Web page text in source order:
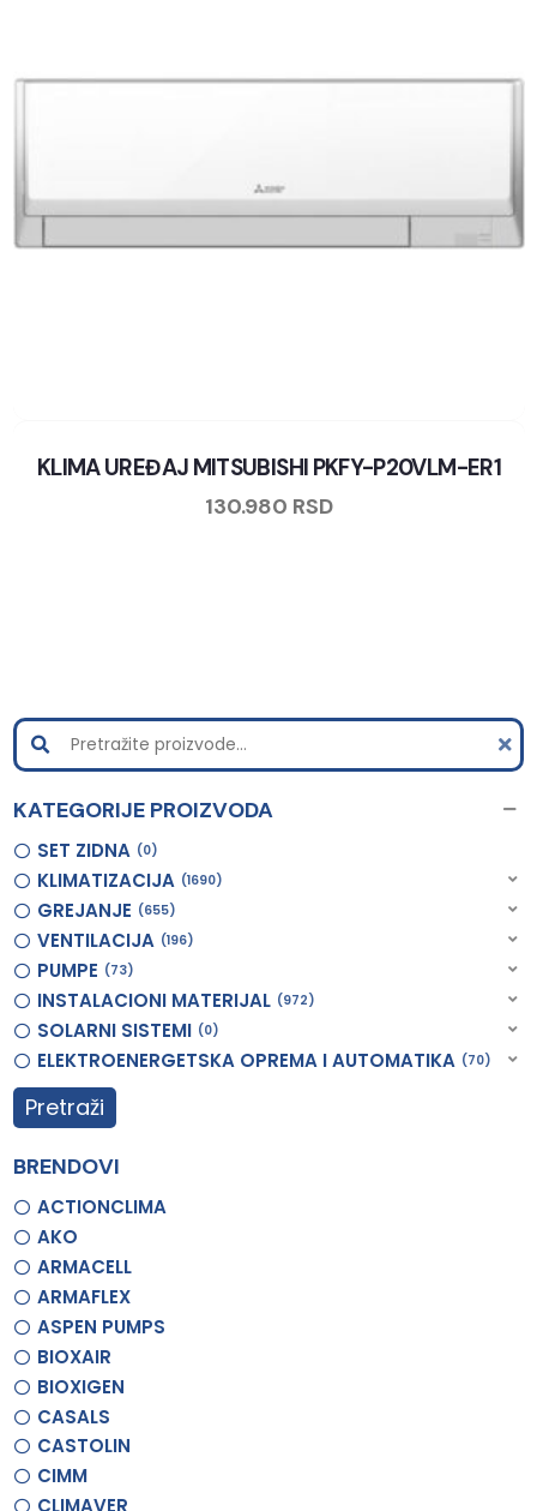
KLIMA UREĐAJ MITSUBISHI PKFY-P20VLM-ER1
130.980 RSD
KATEGORIJE PROIZVODA
SET ZIDNA 0
KLIMATIZACIJA 1690
GREJANJE 655
VENTILACIJA 196
PUMPE 73
INSTALACIONI MATERIJAL 972
SOLARNI SISTEMI 0
ELEKTROENERGETSKA OPREMA I AUTOMATIKA 70
Pretraži
BRENDOVI
ACTIONCLIMA
AKO
ARMACELL
ARMAFLEX
ASPEN PUMPS
BIOXAIR
BIOXIGEN
CASALS
CASTOLIN
CIMM
CLIMAVER